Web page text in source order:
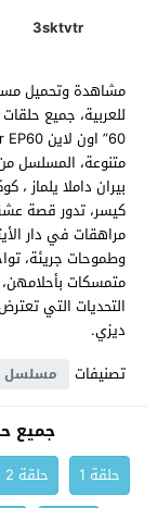
3sktvtr
للعربية، جميع
متنوعة، المسلسل من
بيران داملا يلماز ،
كيسر، تدور قصة
مراهقات في دار
وطموحات جريئة،
متمسكات
التحديات التي
ديزي.
تصنيفات
مسلسل
جميع
حلقة 1 حلقة 2